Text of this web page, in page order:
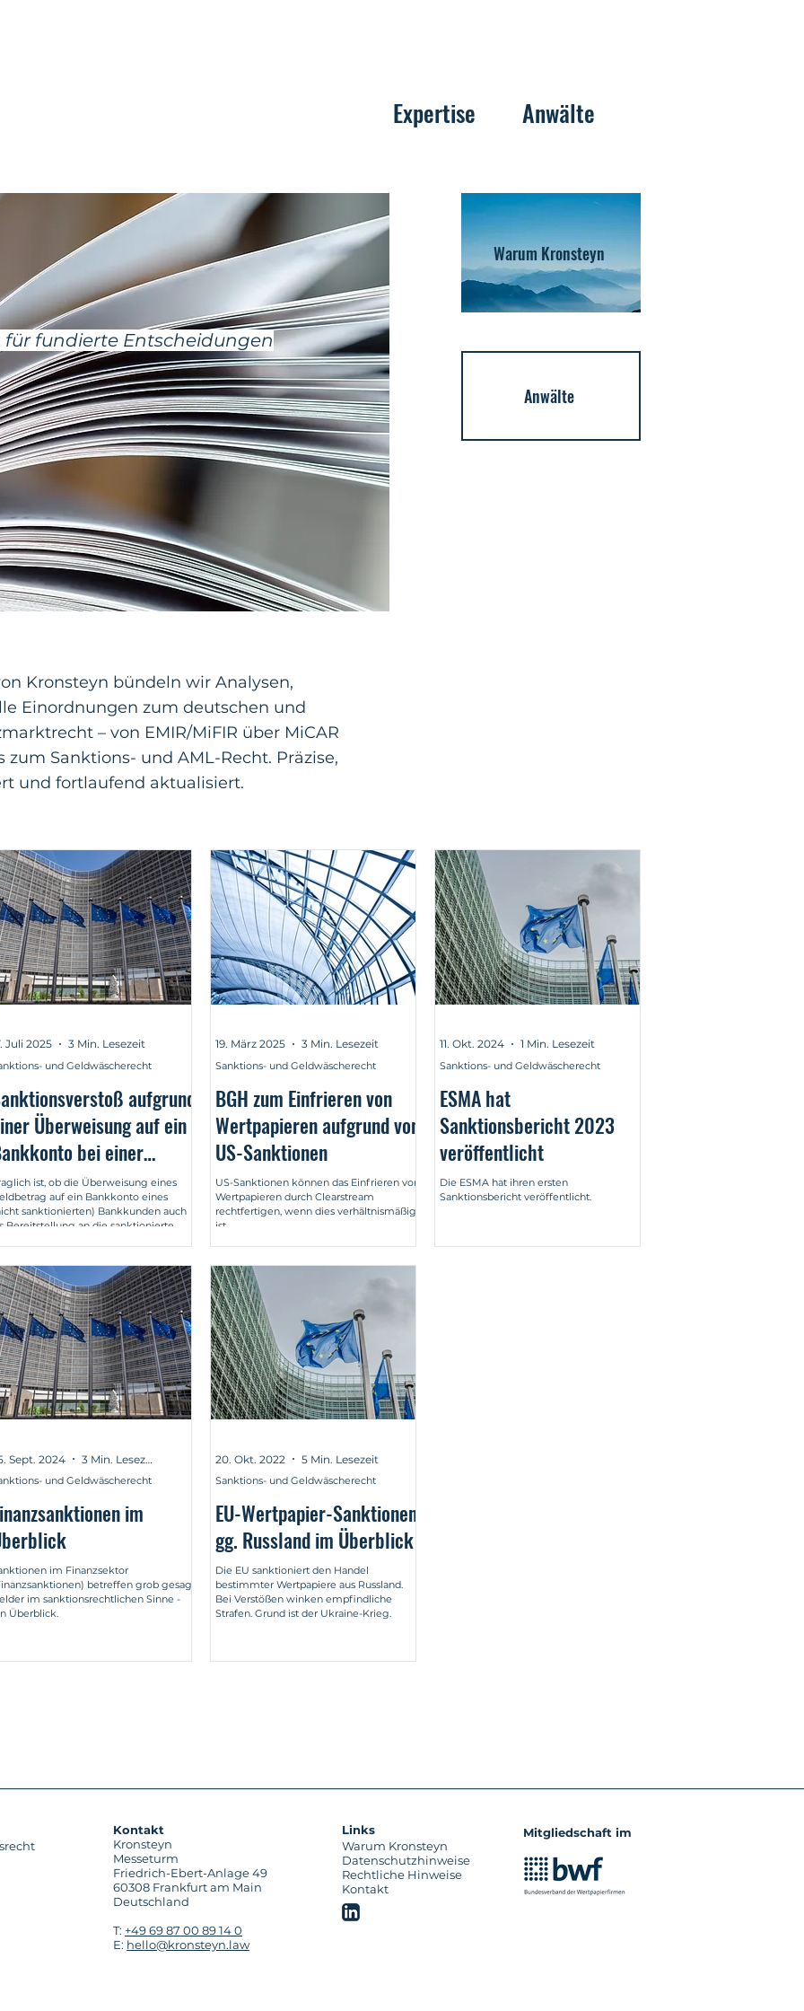
Expertise Anwälte
für fundierte Entscheidungen
Warum Kronsteyn
Anwälte
Kronsteyn bündeln wir Analysen,
Einordnungen zum deutschen und
– von EMIR/MiFIR über MiCAR
zum Sanktions- und AML-Recht. Präzise,
und fortlaufend aktualisiert.
aufgrund
Überweisung auf ein
bei einer
russischen
ist, ob die Überweisung eines
auf ein Bankkonto eines
sanktionierten) Bankkunden auch
Bereitstellung an die sanktionierte
nicht vom EuGH und BGH
Es bestehen gute
gegen einen
oder ein Strafurteil
Rechtsanwalt für
und Geldwäscherecht
Juli 2025 3 Min. Lesezeit
BGH zum Einfrieren von
Wertpapieren aufgrund von
US-Sanktionen
US-Sanktionen können das Einfrieren von
Wertpapieren durch Clearstream
rechtfertigen, wenn dies verhältnismäßig
ist.
Sanktions- und Geldwäscherecht
19. März 2025 3 Min. Lesezeit
ESMA hat
Sanktionsbericht 2023
veröffentlicht
Die ESMA hat ihren ersten
Sanktionsbericht veröffentlicht.
Sanktions- und Geldwäscherecht
11. Okt. 2024 1 Min. Lesezeit
im
im Finanzsektor
betreffen grob gesagt
im sanktionsrechtlichen Sinne -
Überblick.
und Geldwäscherecht
Sept. 2024 3 Min. Lesezeit
EU-Wertpapier-Sanktionen
gg. Russland im Überblick
Die EU sanktioniert den Handel
bestimmter Wertpapiere aus Russland.
Bei Verstößen winken empfindliche
Strafen. Grund ist der Ukraine-Krieg.
Sanktions- und Geldwäscherecht
20. Okt. 2022 5 Min. Lesezeit
Kontakt
Kronsteyn
Messeturm
Friedrich-Ebert-Anlage 49
60308 Frankfurt am Main
Deutschland
T: +49 69 87 00 89 14 0
E: hello@kronsteyn.law
Links
Warum Kronsteyn
Datenschutzhinweise
Rechtliche Hinweise
Kontakt
Mitgliedschaft im